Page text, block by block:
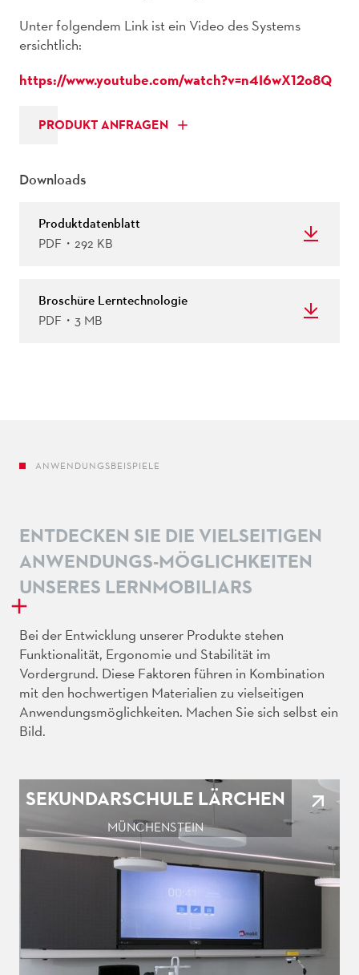
Unter folgendem Link ist ein Video des Systems
ersichtlich:
https://www.youtube.com/watch?v=n4I6wX12o8Q
PRODUKT ANFRAGEN
Downloads
Produktdatenblatt
PDF・292 KB
Broschüre Lerntechnologie
PDF・3 MB
ANWENDUNGSBEISPIELE
ENTDECKEN SIE DIE VIELSEITIGEN
ANWENDUNGS-MÖGLICHKEITEN
UNSERES LERNMOBILIARS
Bei der Entwicklung unserer Produkte stehen
Funktionalität, Ergonomie und Stabilität im
Vordergrund. Diese Faktoren führen in Kombination
mit den hochwertigen Materialien zu vielseitigen
Anwendungsmöglichkeiten. Machen Sie sich selbst ein
Bild.
SEKUNDARSCHULE LÄRCHEN
MÜNCHENSTEIN